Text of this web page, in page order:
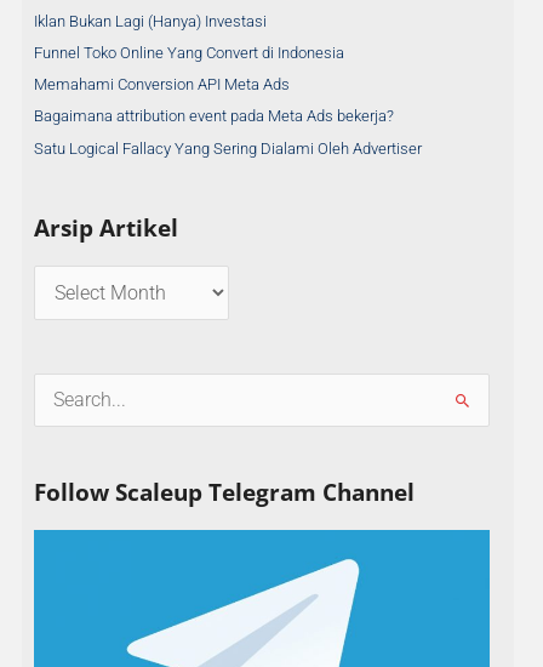
Iklan Bukan Lagi (Hanya) Investasi
Funnel Toko Online Yang Convert di Indonesia
Memahami Conversion API Meta Ads
Bagaimana attribution event pada Meta Ads bekerja?
Satu Logical Fallacy Yang Sering Dialami Oleh Advertiser
Arsip Artikel
e
rFollow Scaleup Telegram Channel